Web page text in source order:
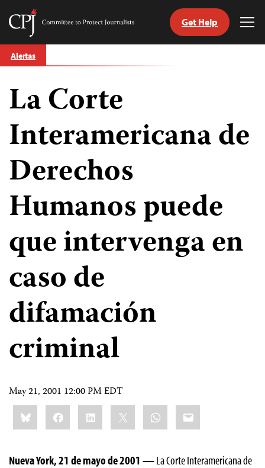
Skip
to
Committee
Journalists
Get Help
Alertas
La Corte
Interamericana de
Derechos
Humanos puede
que intervenga en
caso de
difamación
criminal
May 21, 2001 12:00 PM EDT
Share
this:BlueskyFacebookLinkedIn WhatsApp
Email
Nueva York, 21 de mayo de 2001 —La Corte Interamericana de